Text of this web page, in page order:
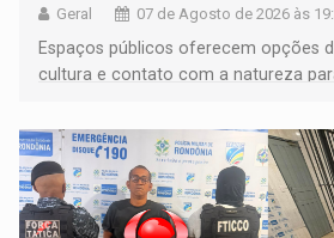
Geral 07 de Agosto de 2026 às
Espaços públicos oferecem opções
cultura e contato com a natureza